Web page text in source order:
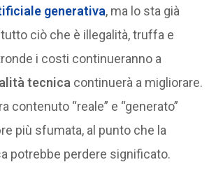
generativa, ma lo sta già
ciò che è illegalità, truffa e
i costi continueranno a
tecnica continuerà a migliorare.
contenuto “reale” e “generato”
più sfumata, al punto che la
potrebbe perdere significato.